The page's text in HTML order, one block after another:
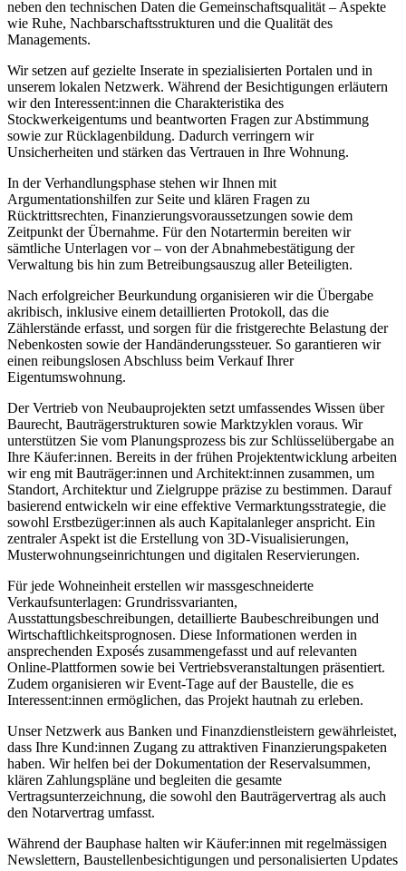
neben den technischen Daten die Gemeinschaftsqualität – Aspekte
wie Ruhe, Nachbarschaftsstrukturen und die Qualität des
Managements.
Wir setzen auf gezielte Inserate in spezialisierten Portalen und in
unserem lokalen Netzwerk. Während der Besichtigungen erläutern
wir den Interessent:innen die Charakteristika des
Stockwerkeigentums und beantworten Fragen zur Abstimmung
sowie zur Rücklagenbildung. Dadurch verringern wir
Unsicherheiten und stärken das Vertrauen in Ihre Wohnung.
In der Verhandlungsphase stehen wir Ihnen mit
Argumentationshilfen zur Seite und klären Fragen zu
Rücktrittsrechten, Finanzierungsvoraussetzungen sowie dem
Zeitpunkt der Übernahme. Für den Notartermin bereiten wir
sämtliche Unterlagen vor – von der Abnahmebestätigung der
Verwaltung bis hin zum Betreibungsauszug aller Beteiligten.
Nach erfolgreicher Beurkundung organisieren wir die Übergabe
akribisch, inklusive einem detaillierten Protokoll, das die
Zählerstände erfasst, und sorgen für die fristgerechte Belastung der
Nebenkosten sowie der Handänderungssteuer. So garantieren wir
einen reibungslosen Abschluss beim Verkauf Ihrer
Eigentumswohnung.
Der Vertrieb von Neubauprojekten setzt umfassendes Wissen über
Baurecht, Bauträgerstrukturen sowie Marktzyklen voraus. Wir
unterstützen Sie vom Planungsprozess bis zur Schlüsselübergabe an
Ihre Käufer:innen. Bereits in der frühen Projektentwicklung arbeiten
wir eng mit Bauträger:innen und Architekt:innen zusammen, um
Standort, Architektur und Zielgruppe präzise zu bestimmen. Darauf
basierend entwickeln wir eine effektive Vermarktungsstrategie, die
sowohl Erstbezüger:innen als auch Kapitalanleger anspricht. Ein
zentraler Aspekt ist die Erstellung von 3D-Visualisierungen,
Musterwohnungseinrichtungen und digitalen Reservierungen.
Für jede Wohneinheit erstellen wir massgeschneiderte
Verkaufsunterlagen: Grundrissvarianten,
Ausstattungsbeschreibungen, detaillierte Baubeschreibungen und
Wirtschaftlichkeitsprognosen. Diese Informationen werden in
ansprechenden Exposés zusammengefasst und auf relevanten
Online-Plattformen sowie bei Vertriebsveranstaltungen präsentiert.
Zudem organisieren wir Event-Tage auf der Baustelle, die es
Interessent:innen ermöglichen, das Projekt hautnah zu erleben.
Unser Netzwerk aus Banken und Finanzdienstleistern gewährleistet,
dass Ihre Kund:innen Zugang zu attraktiven Finanzierungspaketen
haben. Wir helfen bei der Dokumentation der Reservalsummen,
klären Zahlungspläne und begleiten die gesamte
Vertragsunterzeichnung, die sowohl den Bauträgervertrag als auch
den Notarvertrag umfasst.
Während der Bauphase halten wir Käufer:innen mit regelmässigen
Newslettern, Baustellenbesichtigungen und personalisierten Updates